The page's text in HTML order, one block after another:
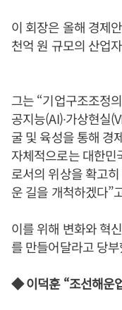
이 회장은 올해 경제
천억 원 규모의 산업
그는 “기업구조조정
공지능(AI)∙가상현실
굴 및 육성을 통해 경
자체적으로는 대한
로서의 위상을 확고
운 길을 개척하겠다”
이를 위해 변화와 혁
를 만들어달라고 당
◆ 이덕훈 “조선해운